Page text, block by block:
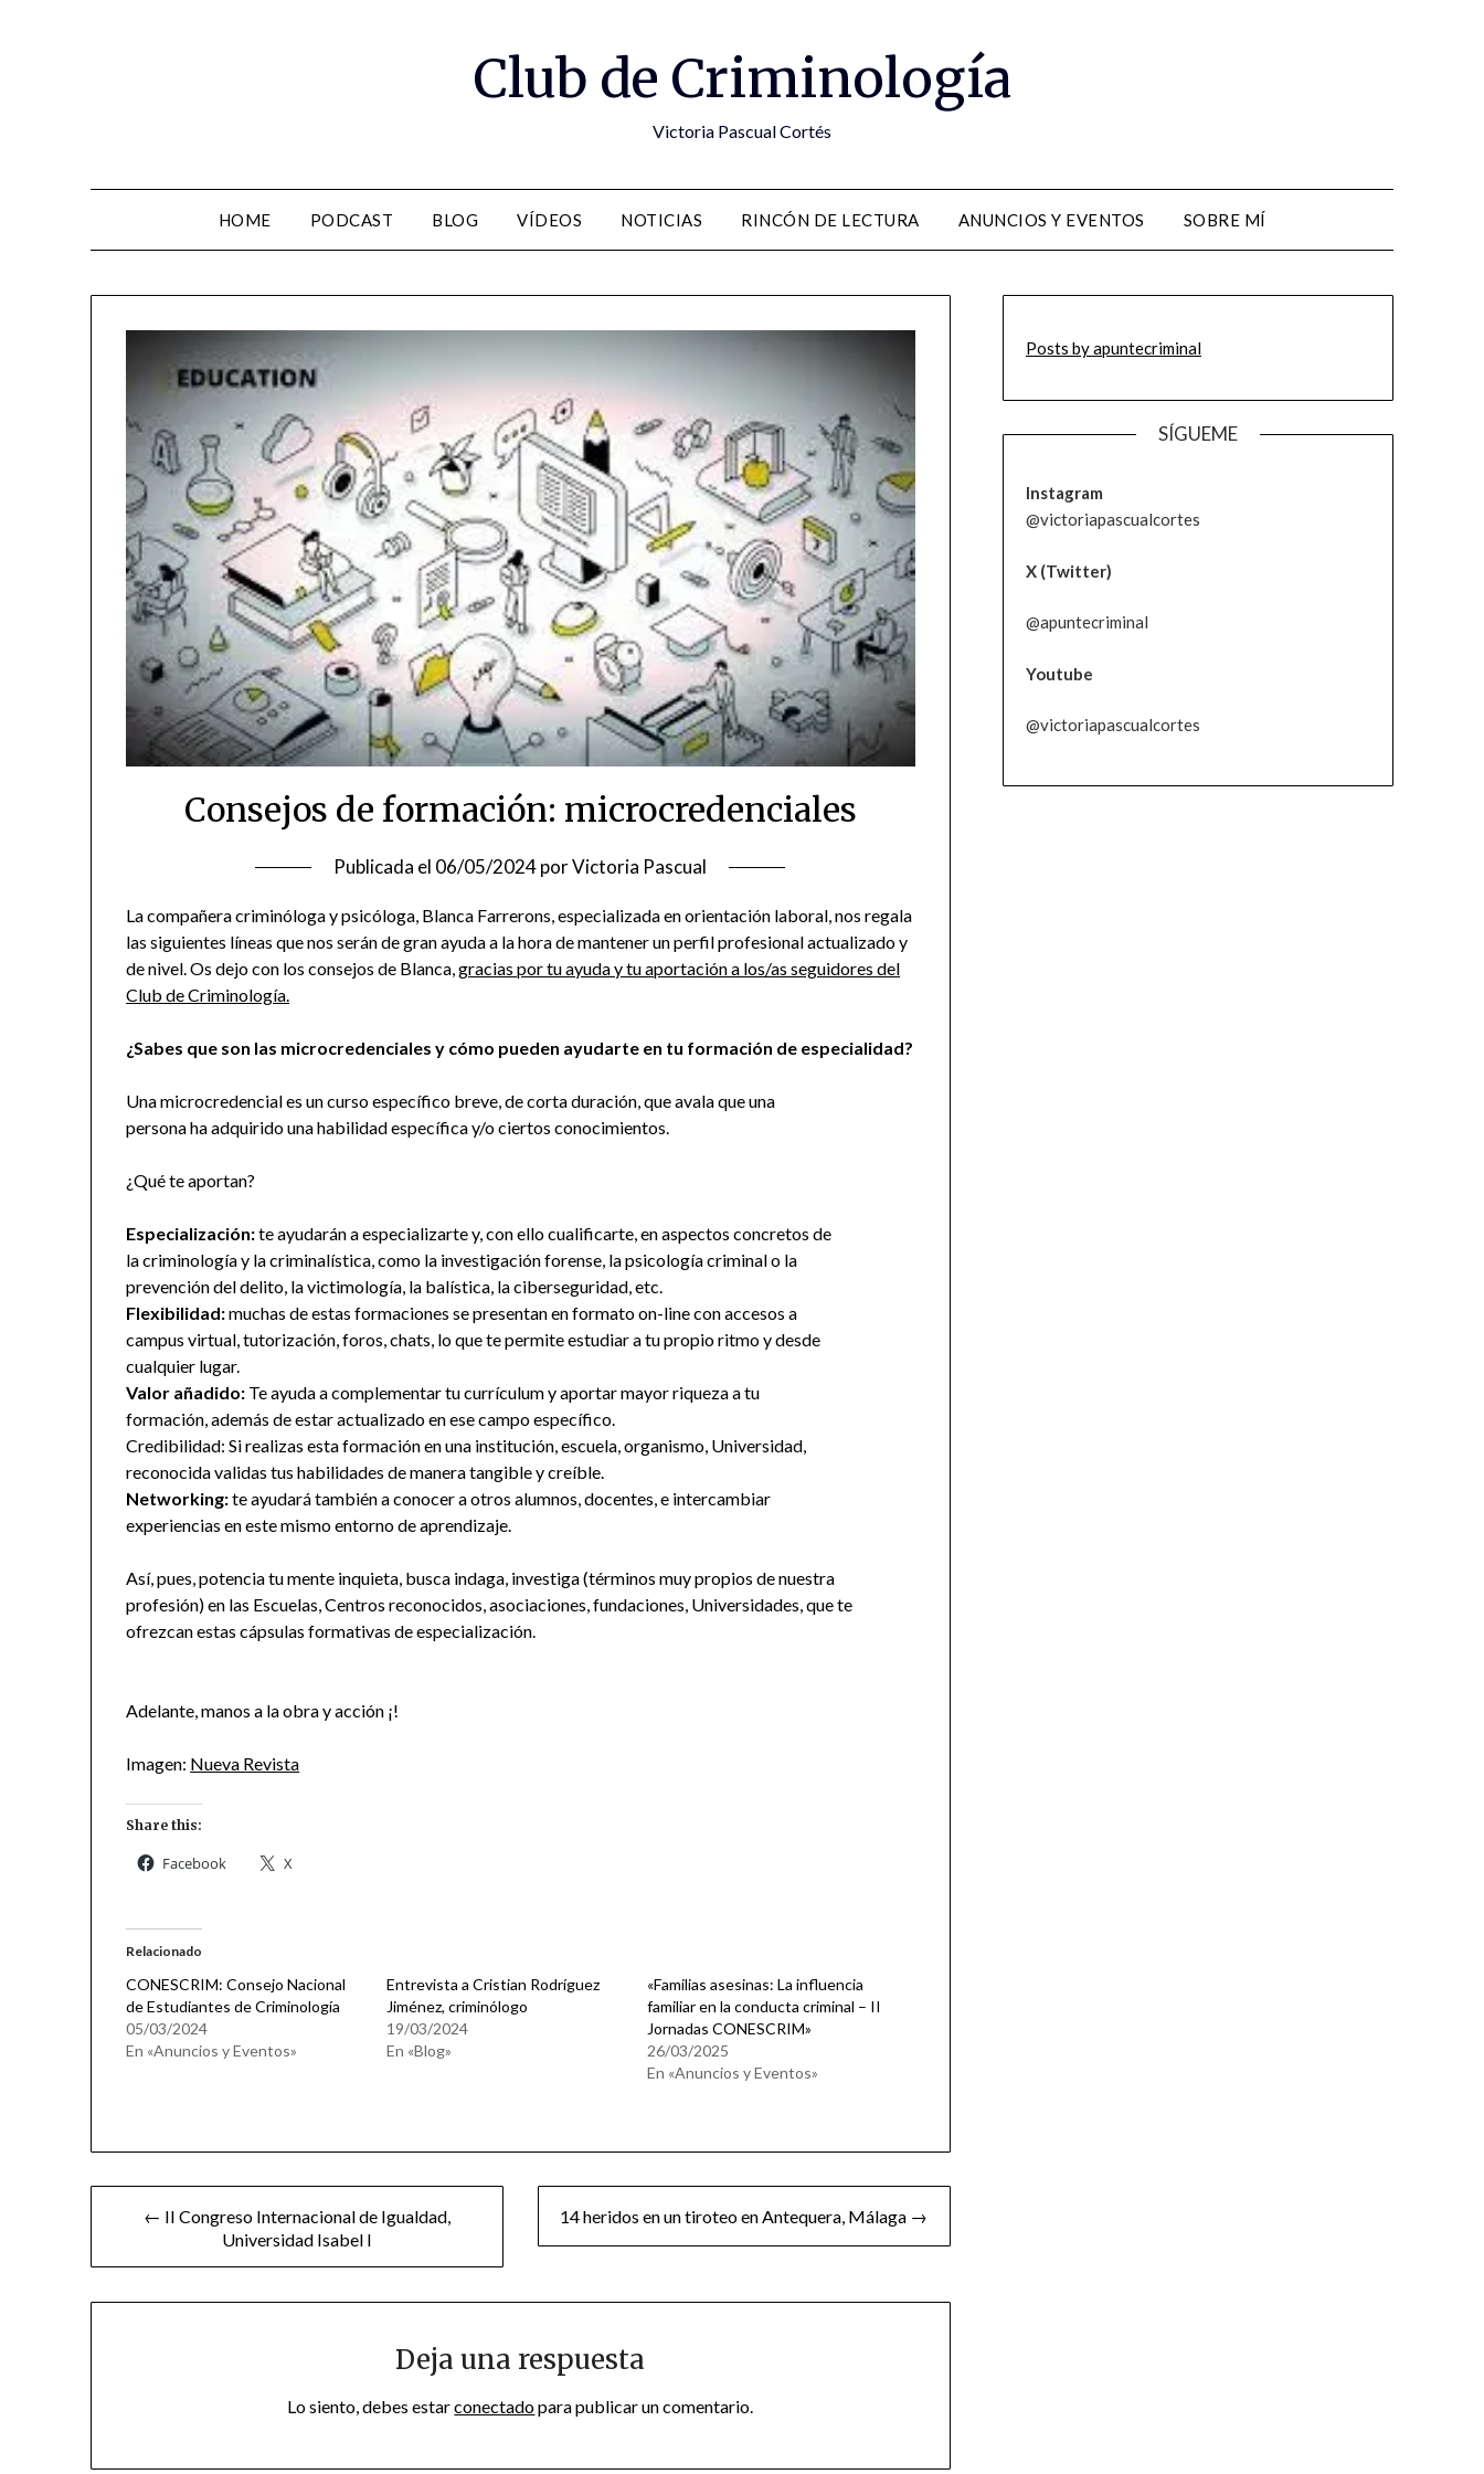
Club de Criminología
Victoria Pascual Cortés
HOME PODCAST BLOG VÍDEOS NOTICIAS RINCÓN DE LECTURA ANUNCIOS Y EVENTOS SOBRE MÍ
Consejos de formación: microcredenciales
Publicada el 06/05/2024porVictoria Pascual
La compañera criminóloga y psicóloga, Blanca Farrerons, especializada en orientación laboral, nos regala
las siguientes líneas que nos serán de gran ayuda a la hora de mantener un perfil profesional actualizado y
de nivel. Os dejo con los consejos de Blanca,gracias por tu ayuda y tu aportación a los/as seguidores del
Club de Criminología.
¿Sabes que son las microcredenciales y cómo pueden ayudarte en tu formación de especialidad?
Una microcredencial es un curso específico breve, de corta duración, que avala que una
persona ha adquirido una habilidad específica y/o ciertos conocimientos.
¿Qué te aportan?
Especialización:te ayudarán a especializarte y, con ello cualificarte, en aspectos concretos de
la criminología y la criminalística, como la investigación forense, la psicología criminal o la
prevención del delito, la victimología, la balística, la ciberseguridad, etc.
Flexibilidad:muchas de estas formaciones se presentan en formato on-line con accesos a
campus virtual, tutorización, foros, chats, lo que te permite estudiar a tu propio ritmo y desde
cualquier lugar.
Valor añadido: Te ayuda a complementar tu currículum y aportar mayor riqueza a tu
formación, además de estar actualizado en ese campo específico.
Credibilidad: Si realizas esta formación en una institución, escuela, organismo, Universidad,
reconocida validas tus habilidades de manera tangible y creíble.
Networking:te ayudará también a conocer a otros alumnos, docentes, e intercambiar
experiencias en este mismo entorno de aprendizaje.
Así, pues, potencia tu mente inquieta, busca indaga, investiga (términos muy propios de nuestra
profesión) en las Escuelas, Centros reconocidos, asociaciones, fundaciones, Universidades, que te
ofrezcan estas cápsulas formativas de especialización.
Adelante, manos a la obra y acción ¡!
Imagen: Nueva Revista
Share this:
Facebook X
Relacionado
CONESCRIM: Consejo Nacional
de Estudiantes de Criminología
05/03/2024
En «Anuncios y Eventos»
Entrevista a Cristian Rodríguez
Jiménez, criminólogo
19/03/2024
En «Blog»
«Familias asesinas: La influencia
familiar en la conducta criminal – II
Jornadas CONESCRIM»
26/03/2025
En «Anuncios y Eventos»
Navegación
← II Congreso Internacional de Igualdad,
Universidad Isabel I
14 heridos en un tiroteo en Antequera, Málaga →
Deja una respuesta
Lo siento, debes estarconectadopara publicar un comentario.
Posts by apuntecriminal
SÍGUEME
Instagram
@victoriapascualcortes
X (Twitter)
@apuntecriminal
Youtube
@victoriapascualcortes